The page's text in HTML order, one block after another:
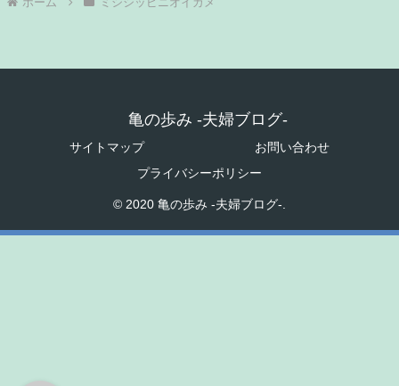
亀の歩み -夫婦ブログ-
サイトマップ
お問い合わせ
プライバシーポリシー
© 2020 亀の歩み -夫婦ブログ-.